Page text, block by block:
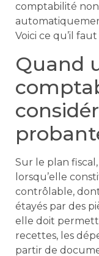
comptabilité
Voici ce qu’il
Quand
Sur le plan
lorsqu’elle
contrôlable,
étayés par des
elle doit
recettes, les
partir de